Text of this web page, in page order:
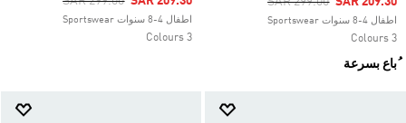
اطفال 4-8 سنوات Sportswear
3 Colours
ُباع بسرعة
اطفال 4-8 سنوات Sportswear
3 Colours